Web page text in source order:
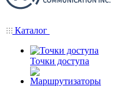
Каталог
Точки доступа